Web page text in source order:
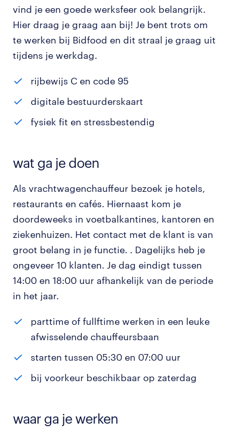
vind je een goede werksfeer ook belangrijk.
Hier draag je graag aan bij! Je bent trots om
te werken bij Bidfood en dit straal je graag uit
tijdens je werkdag.
rijbewijs C en code 95
digitale bestuurderskaart
fysiek fit en stressbestendig
wat ga je doen
Als vrachtwagenchauffeur bezoek je hotels,
restaurants en cafés. Hiernaast kom je
doordeweeks in voetbalkantines, kantoren en
ziekenhuizen. Het contact met de klant is van
groot belang in je functie. . Dagelijks heb je
ongeveer 10 klanten. Je dag eindigt tussen
14:00 en 18:00 uur afhankelijk van de periode
in het jaar.
parttime of fullftime werken in een leuke
afwisselende chauffeursbaan
starten tussen 05:30 en 07:00 uur
bij voorkeur beschikbaar op zaterdag
waar ga je werken